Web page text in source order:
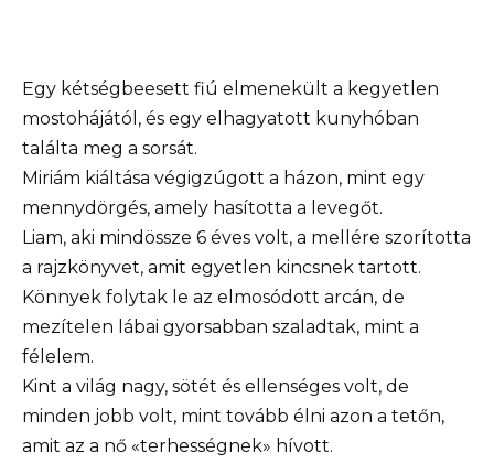
Egy kétségbeesett fiú elmenekült a kegyetlen
mostohájától, és egy elhagyatott kunyhóban
találta meg a sorsát.
Miriám kiáltása végigzúgott a házon, mint egy
mennydörgés, amely hasította a levegőt.
Liam, aki mindössze 6 éves volt, a mellére szorította
a rajzkönyvet, amit egyetlen kincsnek tartott.
Könnyek folytak le az elmosódott arcán, de
mezítelen lábai gyorsabban szaladtak, mint a
félelem.
Kint a világ nagy, sötét és ellenséges volt, de
minden jobb volt, mint tovább élni azon a tetőn,
amit az a nő «terhességnek» hívott.